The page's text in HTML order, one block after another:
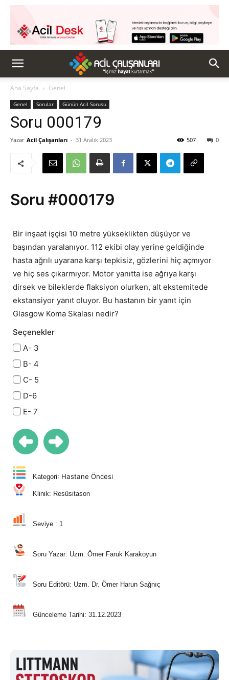
Ana Sayfa Genel
Genel Sorular Günün Acil Sorusu
Soru 000179
Yazar Acil Çalışanları - 31 Aralık 2023 0
507
Soru #000179
Bir inşaat işçisi 10 metre yükseklikten düşüyor ve
başından yaralanıyor. 112 ekibi olay yerine geldiğinde
hasta ağrılı uyarana karşı tepkisiz, gözlerini hiç açmıyor
ve hiç ses çıkarmıyor. Motor yanıtta ise ağrıya karşı
dirsek ve bileklerde flaksiyon olurken, alt ekstemitede
ekstansiyor yanıt oluyor. Bu hastanın bir yanıt için
Glasgow Koma Skalası nedir?
Seçenekler
A- 3
B- 4
C- 5
D-6
E- 7
Kategori: Hastane Öncesi
Klinik: Resüsitason
Seviye : 1
Soru Yazar: Uzm. Ömer Faruk Karakoyun
Soru Editörü: Uzm. Dr. Ömer Harun Sağnıç
Günceleme Tarihi: 31.12.2023